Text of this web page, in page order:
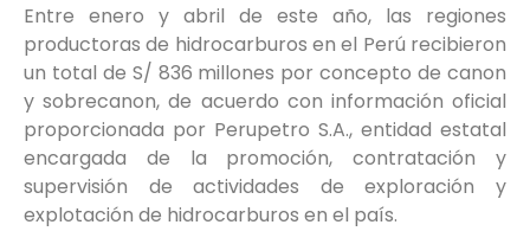
Entre enero y abril de este año, las regiones
productoras de hidrocarburos en el Perú recibieron
un total de S/ 836 millones por concepto de canon
y sobrecanon, de acuerdo con información oficial
proporcionada por Perupetro S.A., entidad estatal
encargada de la promoción, contratación y
supervisión de actividades de exploración y
explotación de hidrocarburos en el país.